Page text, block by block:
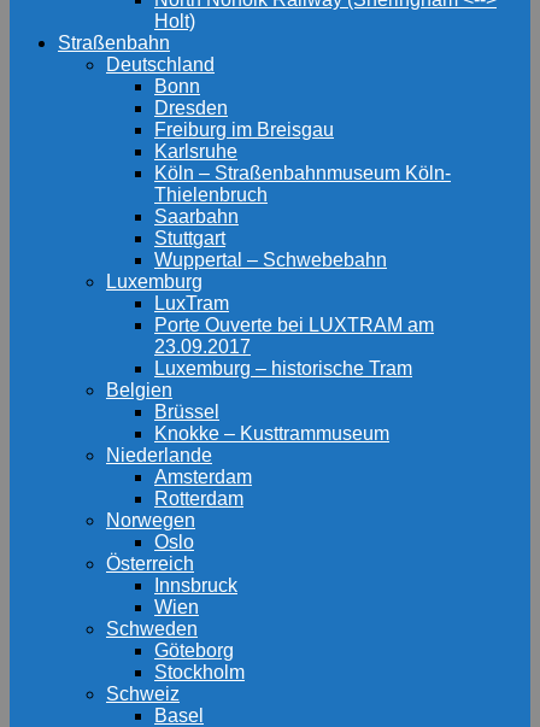
Holt)
Straßenbahn
Deutschland
Bonn
Dresden
Freiburg im Breisgau
Karlsruhe
Köln – Straßenbahnmuseum Köln-
Thielenbruch
Saarbahn
Stuttgart
Wuppertal – Schwebebahn
Luxemburg
LuxTram
Porte Ouverte bei LUXTRAM am
23.09.2017
Luxemburg – historische Tram
Belgien
Brüssel
Knokke – Kusttrammuseum
Niederlande
Amsterdam
Rotterdam
Norwegen
Oslo
Österreich
Innsbruck
Wien
Schweden
Göteborg
Stockholm
Schweiz
Basel